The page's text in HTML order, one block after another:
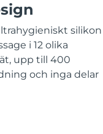
silikon
i 12 olika
upp till 400
och inga delar